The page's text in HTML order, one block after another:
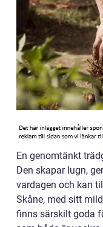
En genomtänkt
Den skapar lugn,
vardagen och kan
Skåne, med sitt
finns särskilt goda